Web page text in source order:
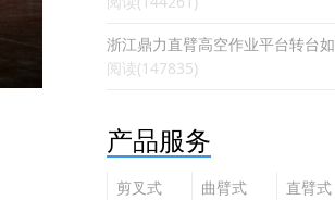
浙江鼎力直臂高空作业平台转台如
阅读(147835)
产品服务
剪叉式
曲臂式
直臂式